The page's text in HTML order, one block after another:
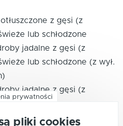
z gęsi (z
lub schłodzone
jadalne z gęsi (z
lub schłodzone (z wył.
jadalne z gęsi (z
jadalne z perliczek (z
prywatności
pliki cookies